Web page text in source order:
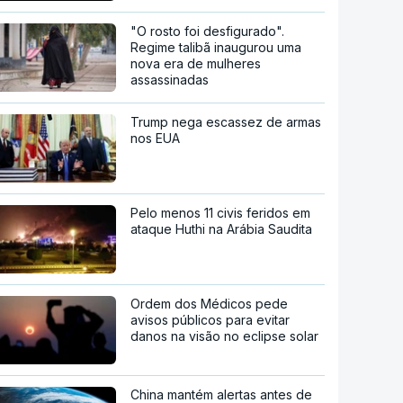
"O rosto foi desfigurado".
Regime talibã inaugurou uma
nova era de mulheres
assassinadas
Trump nega escassez de armas
nos EUA
Pelo menos 11 civis feridos em
ataque Huthi na Arábia Saudita
Ordem dos Médicos pede
avisos públicos para evitar
danos na visão no eclipse solar
China mantém alertas antes de